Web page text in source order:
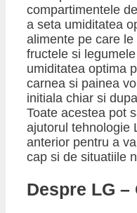
compartimentele
a seta umiditatea
alimente pe care
fructele si
umiditatea optima
carnea si painea
initiala chiar si
Toate acestea pot
ajutorul tehnologie
anterior pentru a
cap si de situatiile
​Despre LG